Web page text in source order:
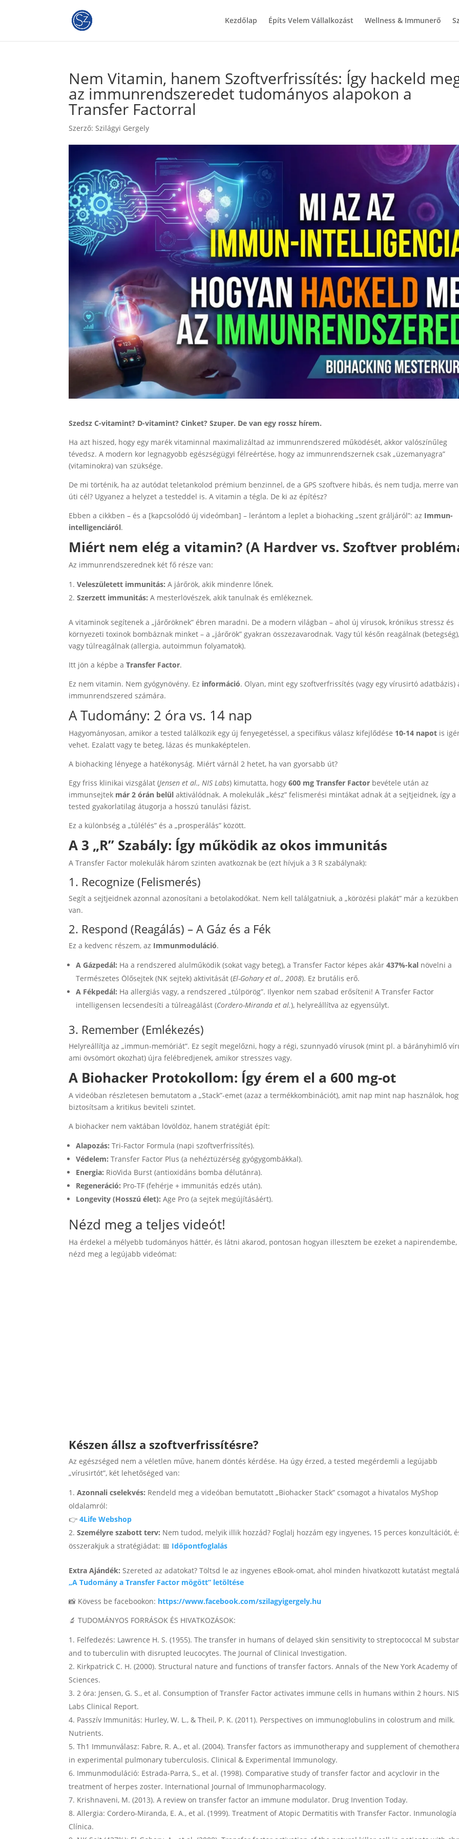
Kezdőlap Építs Velem Vállalkozást Wellness & Immunerő
Nem Vitamin, hanem Szoftverfrissítés: Így hackeld
az immunrendszeredet tudományos alapokon a
Transfer Factorral
Szerző:Szilágyi Gergely
Szedsz C-vitamint? D-vitamint? Cinket? Szuper. De van egy rossz hírem.
Ha azt hiszed, hogy egy marék vitaminnal maximalizáltad az immunrendszered működését, akkor valószínűleg
tévedsz. A modern kor legnagyobb egészségügyi félreértése, hogy az immunrendszernek csak „üzemanyagra”
(vitaminokra) van szüksége.
De mi történik, ha az autódat teletankolod prémium benzinnel, de a GPS szoftvere hibás, és nem tudja, merre
úti cél? Ugyanez a helyzet a testeddel is. A vitamin a tégla. De ki az építész?
Ebben a cikkben – és a [kapcsolódó új videómban] – lerántom a leplet a biohacking „szent gráljáról”: az Immun-
intelligenciáról.
Miért nem elég a vitamin? (A Hardver vs. Szoftver
Az immunrendszerednek két fő része van:
Veleszületett immunitás: A járőrök, akik mindenre lőnek.
Szerzett immunitás: A mesterlövészek, akik tanulnak és emlékeznek.
A vitaminok segítenek a „járőröknek” ébren maradni. De a modern világban – ahol új vírusok, krónikus stressz és
környezeti toxinok bombáznak minket – a „járőrök” gyakran összezavarodnak. Vagy túl későn reagálnak (betegség),
vagy túlreagálnak (allergia, autoimmun folyamatok).
Itt jön a képbe aTransfer Factor.
Ez nem vitamin. Nem gyógynövény. Ez információ. Olyan, mint egy szoftverfrissítés (vagy egy vírusirtó adatbázis)
immunrendszered számára.
A Tudomány: 2 óra vs. 14 nap
Hagyományosan, amikor a tested találkozik egy új fenyegetéssel, a specifikus válasz kifejlődése 10-14 napot is
vehet. Ezalatt vagy te beteg, lázas és munkaképtelen.
A biohacking lényege a hatékonyság. Miért várnál 2 hetet, ha van gyorsabb út?
Egy friss klinikai vizsgálat (Jensen et al., NIS Labs) kimutatta, hogy600 mg Transfer Factor bevétele után az
immunsejtek már 2 órán belül aktiválódnak. A molekulák „kész” felismerési mintákat adnak át a sejtjeidnek, így a
tested gyakorlatilag átugorja a hosszú tanulási fázist.
Ez a különbség a „túlélés” és a „prosperálás” között.
A 3 „R” Szabály: Így működik az okos immunitás
A Transfer Factor molekulák három szinten avatkoznak be (ezt hívjuk a 3 R szabálynak):
1. Recognize (Felismerés)
Segít a sejtjeidnek azonnal azonosítani a betolakodókat. Nem kell találgatniuk, a „körözési plakát” már a kezükben
van.
2. Respond (Reagálás) – A Gáz és a Fék
Ez a kedvenc részem, az Immunmoduláció.
A Gázpedál: Ha a rendszered alulműködik (sokat vagy beteg), a Transfer Factor képes akár437%-kal növelni a
Természetes Ölősejtek (NK sejtek) aktivitását (El-Gohary et al., 2008). Ez brutális erő.
A Fékpedál: Ha allergiás vagy, a rendszered „túlpörög”. Ilyenkor nem szabad erősíteni! A Transfer Factor
intelligensen lecsendesíti a túlreagálást (Cordero-Miranda et al.), helyreállítva az egyensúlyt.
3. Remember (Emlékezés)
Helyreállítja az „immun-memóriát”. Ez segít megelőzni, hogy a régi, szunnyadó vírusok (mint pl. a bárányhimlő
ami övsömört okozhat) újra felébredjenek, amikor stresszes vagy.
A Biohacker Protokollom: Így érem el a 600 mg-ot
A videóban részletesen bemutatom a „Stack”-emet (azaz a termékkombinációt), amit nap mint nap használok,
biztosítsam a kritikus beviteli szintet.
A biohacker nem vaktában lövöldöz, hanem stratégiát épít:
Alapozás: Tri-Factor Formula (napi szoftverfrissítés).
Védelem: Transfer Factor Plus (a nehéztüzérség gyógygombákkal).
Energia: RioVida Burst (antioxidáns bomba délutánra).
Regeneráció: Pro-TF (fehérje + immunitás edzés után).
Longevity (Hosszú élet): Age Pro (a sejtek megújításáért).
Nézd meg a teljes videót!
Ha érdekel a mélyebb tudományos háttér, és látni akarod, pontosan hogyan illesztem be ezeket a napirendembe,
nézd meg a legújabb videómat:
Készen állsz a szoftverfrissítésre?
Az egészséged nem a véletlen műve, hanem döntés kérdése. Ha úgy érzed, a tested megérdemli a legújabb
„vírusirtót”, két lehetőséged van:
Azonnali cselekvés: Rendeld meg a videóban bemutatott „Biohacker Stack” csomagot a hivatalos MyShop
oldalamról:
👉4Life Webshop
Személyre szabott terv: Nem tudod, melyik illik hozzád? Foglalj hozzám egy ingyenes, 15 perces konzultációt,
összerakjuk a stratégiádat: 📅 Időpontfoglalás
Extra Ajándék: Szereted az adatokat? Töltsd le az ingyenes eBook-omat, ahol minden hivatkozott kutatást
„A Tudomány a Transfer Factor mögött” letöltése
📸 Kövess be facebookon: https://www.facebook.com/szilagyigergely.hu
🔬 TUDOMÁNYOS FORRÁSOK ÉS HIVATKOZÁSOK:
Felfedezés: Lawrence H. S. (1955). The transfer in humans of delayed skin sensitivity to streptococcal M
and to tuberculin with disrupted leucocytes. The Journal of Clinical Investigation.
Kirkpatrick C. H. (2000). Structural nature and functions of transfer factors. Annals of the New York Academy of
Sciences.
2 óra: Jensen, G. S., et al. Consumption of Transfer Factor activates immune cells in humans within 2 hours. NIS
Labs Clinical Report.
Passzív Immunitás: Hurley, W. L., & Theil, P. K. (2011). Perspectives on immunoglobulins in colostrum and milk.
Nutrients.
Th1 Immunválasz: Fabre, R. A., et al. (2004). Transfer factors as immunotherapy and supplement of
in experimental pulmonary tuberculosis. Clinical & Experimental Immunology.
Immunmoduláció: Estrada-Parra, S., et al. (1998). Comparative study of transfer factor and acyclovir in the
treatment of herpes zoster. International Journal of Immunopharmacology.
Krishnaveni, M. (2013). A review on transfer factor an immune modulator. Drug Invention Today.
Allergia: Cordero-Miranda, E. A., et al. (1999). Treatment of Atopic Dermatitis with Transfer Factor. Inmunología
Clínica.